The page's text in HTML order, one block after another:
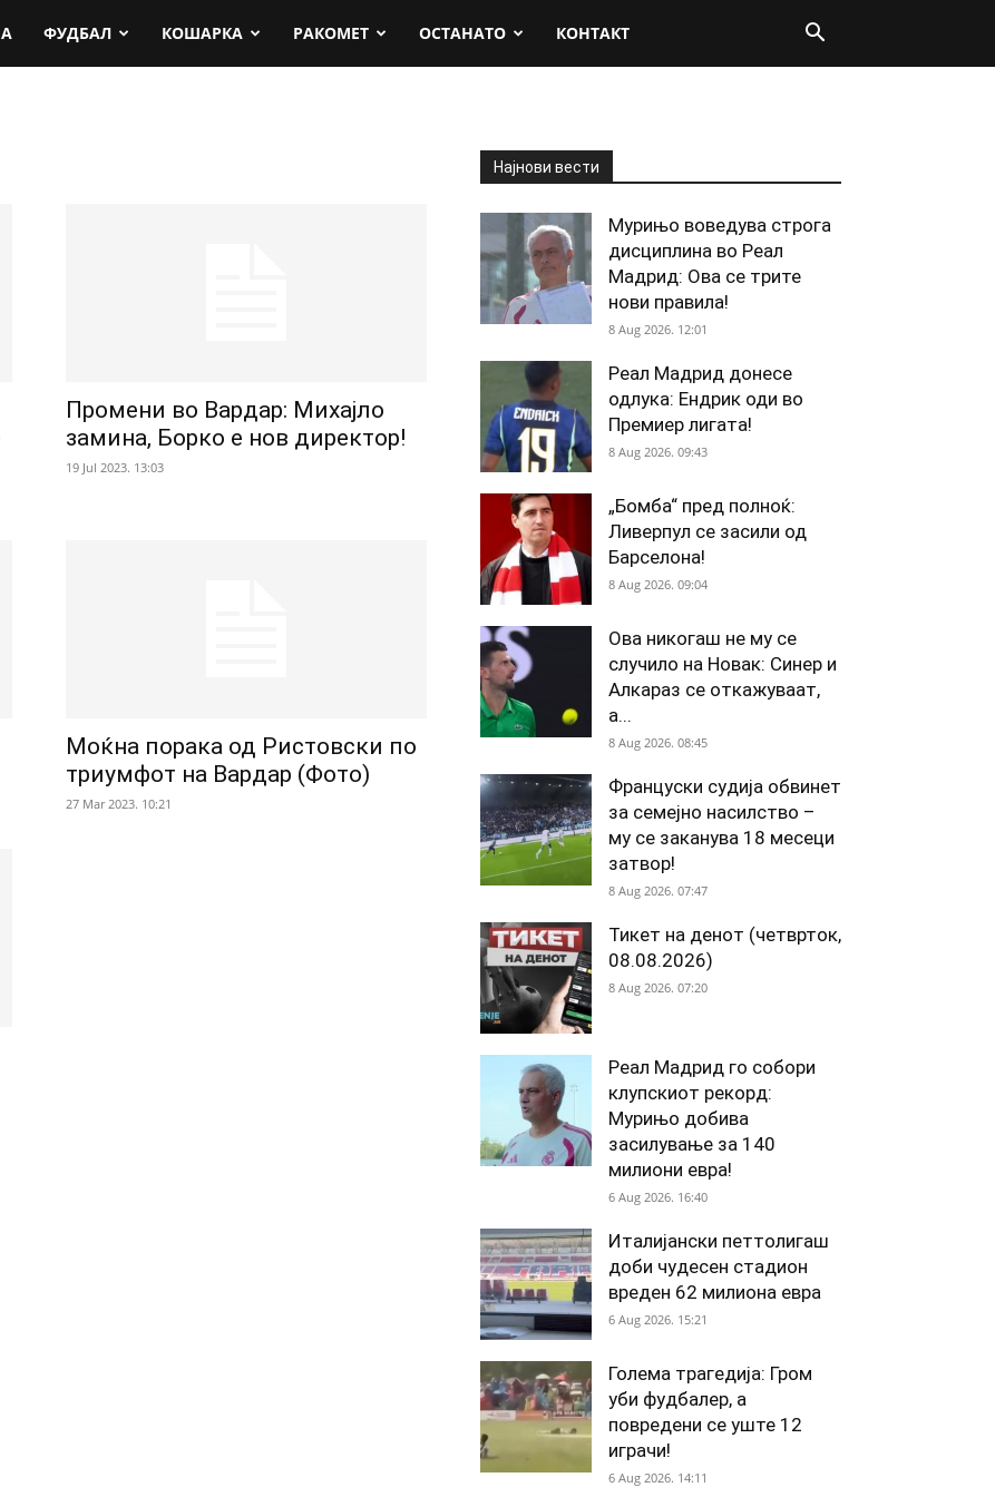
ФУДБАЛ КОШАРКА РАКОМЕТ ОСТАНАТО КОНТАКТ
Промени во Вардар: Михајло
замина, Борко е нов директор!
19 Jul 2023. 13:03
Моќна порака од Ристовски по
триумфот на Вардар (Фото)
27 Mar 2023. 10:21
Најнови вести
Мурињо воведува строга
дисциплина во Реал
Мадрид: Ова се трите
нови правила!
8 Aug 2026. 12:01
Реал Мадрид донесе
одлука: Ендрик оди во
Премиер лигата!
8 Aug 2026. 09:43
„Бомба“ пред полноќ:
Ливерпул се засили од
Барселона!
8 Aug 2026. 09:04
Ова никогаш не му се
случило на Новак: Синер и
Алкараз се откажуваат,
а...
8 Aug 2026. 08:45
Француски судија обвинет
за семејно насилство –
му се заканува 18 месеци
затвор!
8 Aug 2026. 07:47
Тикет на денот (четврток,
08.08.2026)
8 Aug 2026. 07:20
Реал Мадрид го собори
клупскиот рекорд:
Мурињо добива
засилување за 140
милиони евра!
6 Aug 2026. 16:40
Италијански петтолигаш
доби чудесен стадион
вреден 62 милиона евра
6 Aug 2026. 15:21
Голема трагедија: Гром
уби фудбалер, а
повредени се уште 12
играчи!
6 Aug 2026. 14:11